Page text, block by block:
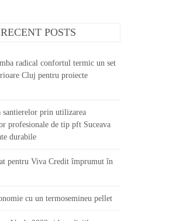
RECENT POSTS
radical confortul termic un set
Cluj pentru proiecte
santierelor prin utilizarea
profesionale de tip pft Suceava
durabile
pentru Viva Credit împrumut în
cu un termosemineu pellet